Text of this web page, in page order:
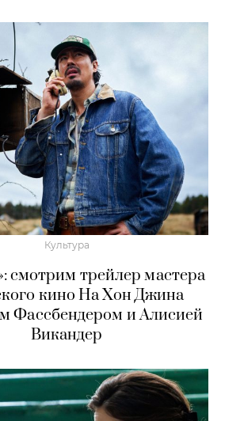
Культура
смотрим трейлер мастера
кино На Хон Джина
Фассбендером и Алисией
Викандер